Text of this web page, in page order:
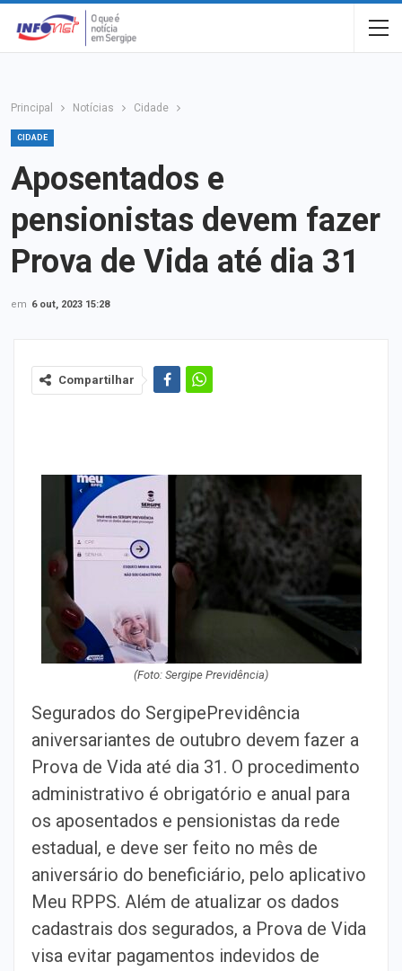
Principal Notícias Cidade
CIDADE
Aposentados e
pensionistas devem fazer
Prova de Vida até dia 31
em 6 out, 2023 15:28
Compartilhar
(Foto: Sergipe Previdência)
Segurados do SergipePrevidência
aniversariantes de outubro devem fazer a
Prova de Vida até dia 31. O procedimento
administrativo é obrigatório e anual para
os aposentados e pensionistas da rede
estadual, e deve ser feito no mês de
aniversário do beneficiário, pelo aplicativo
Meu RPPS. Além de atualizar os dados
cadastrais dos segurados, a Prova de Vida
visa evitar pagamentos indevidos de